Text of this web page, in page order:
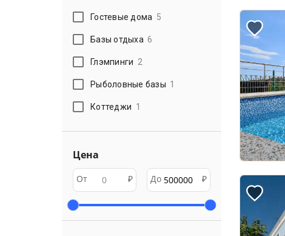
Гостевые дома 5
Базы отдыха 6
Глэмпинги 2
Рыболовные базы 1
Коттеджи 1
Цена
От ₽ До ₽